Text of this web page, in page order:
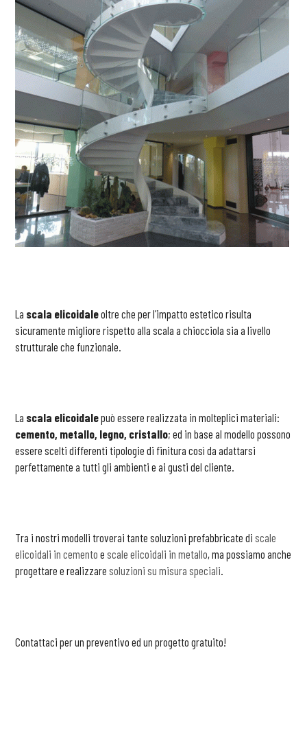
La scala elicoidaleoltre che per l’impatto estetico risulta
sicuramente migliore rispetto alla scala a chiocciola sia a livello
strutturale che funzionale.
La scala elicoidalepuò essere realizzata in molteplici materiali:
cemento, metallo, legno, cristallo; ed in base al modello possono
essere scelti differenti tipologie di finitura così da adattarsi
perfettamente a tutti gli ambienti e ai gusti del cliente.
Tra i nostri modelli troverai tante soluzioni prefabbricate discale
elicoidali in cemento escale elicoidali in metallo, ma possiamo anche
progettare e realizzaresoluzioni su misura speciali.
Contattaci per un preventivo ed un progetto gratuito!